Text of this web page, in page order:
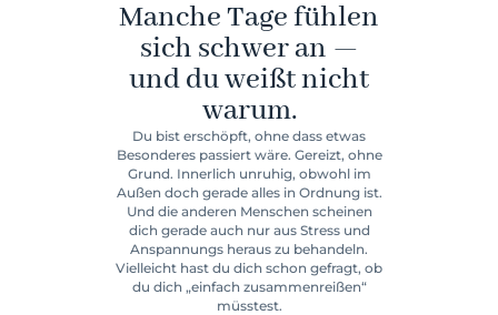
Manche Tage fühlen
sich schwer an —
und du weißt nicht
warum.
Du bist erschöpft, ohne dass etwas
Besonderes passiert wäre. Gereizt, ohne
Grund. Innerlich unruhig, obwohl im
Außen doch gerade alles in Ordnung ist.
Und die anderen Menschen scheinen
dich gerade auch nur aus Stress und
Anspannungs heraus zu behandeln.
Vielleicht hast du dich schon gefragt, ob
du dich „einfach zusammenreißen“
müsstest.